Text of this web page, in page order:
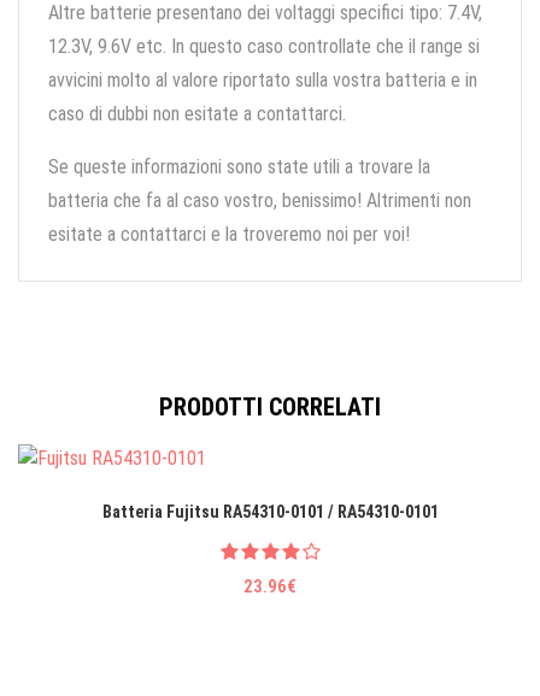
Altre batterie presentano dei voltaggi specifici tipo: 7.4V,
12.3V, 9.6V etc. In questo caso controllate che il range si
avvicini molto al valore riportato sulla vostra batteria e in
caso di dubbi non esitate a contattarci.
Se queste informazioni sono state utili a trovare la
batteria che fa al caso vostro, benissimo! Altrimenti non
esitate a contattarci e la troveremo noi per voi!
PRODOTTI CORRELATI
Batteria Fujitsu RA54310-0101 / RA54310-0101
23.96€